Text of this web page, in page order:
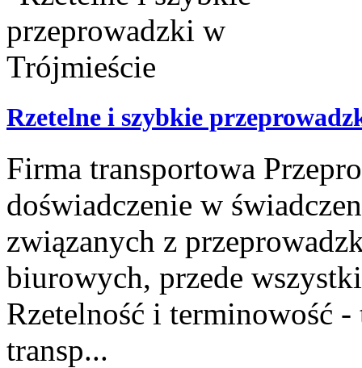
Rzetelne i szybkie
Firma transportowa
doświadczenie w
związanych z
biurowych, przede
Rzetelność i terminowość
transp...